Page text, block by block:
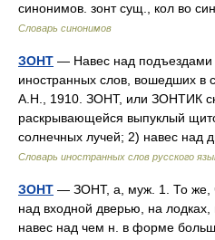
синонимов. зонт сущ., кол во
Словарь синонимов
ЗОНТ — Навес над подъездами
иностранных слов, вошедших в
А.Н., 1910. ЗОНТ, или ЗОНТИК
раскрывающейся выпуклый
солнечных лучей; 2) навес
Словарь иностранных слов русского
ЗОНТ — ЗОНТ, а, муж. 1. То же,
над входной дверью, на
навес над чем н. в форме